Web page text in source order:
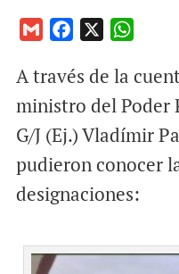
a
i
c
e
o
o
k
a
t
A
p
p
A través de la
ministro del Poder
G/J (Ej.) Vladímir
pudieron conocer
designaciones: